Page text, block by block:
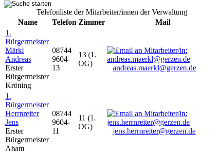
Telefonliste der Mitarbeiter/innen der Verwaltung
Name
Telefon Zimmer
Mail
1.
Bürgermeister
Märkl
Andreas
Erster
Bürgermeister
Kröning
08744
9604-
13
13 (1.
OG)
andreas.maerkl@gerzen.de
1.
Bürgermeister
Herrnreiter
Jens
Erster
Bürgermeister
Aham
08744
9604-
11
11 (1.
OG)
jens.herrnreiter@gerzen.de